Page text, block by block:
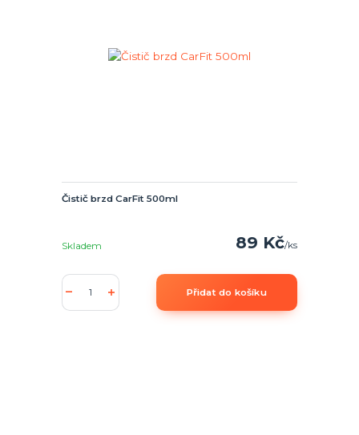
Čistič brzd CarFit 500ml
89 Kč/ks
Skladem
Přidat do košíku